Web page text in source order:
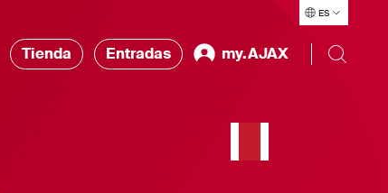
ES
Tienda Entradas my.AJAX